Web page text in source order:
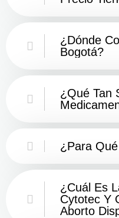
¿Dónde
Bogotá?
¿Qué Tan
¿Para
¿Cuál Es
Cytotec Y
Aborto